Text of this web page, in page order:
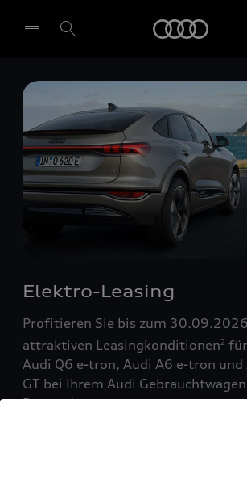
Händler wählen
Elektro-Leasing
Profitieren Sie bis zum 30.09.2026
attraktiven Leasingkonditionen2
Audi Q6 e-tron, Audi A6 e-tron
GT bei Ihrem Audi
Partner!